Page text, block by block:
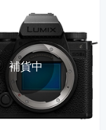
補貨中